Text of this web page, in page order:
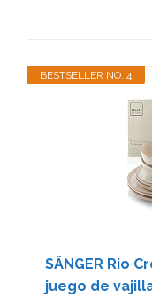
BESTSELLER NO. 4
SÄNGER Rio
juego de